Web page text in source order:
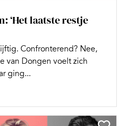
‘Het laatste restje
Confronterend? Nee,
van Dongen voelt zich
ging...